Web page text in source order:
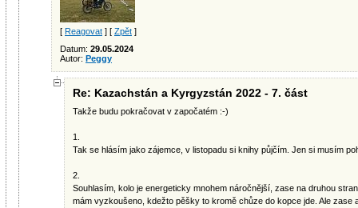
[ Reagovat ] [ Zpět ]
Datum: 29.05.2024
Autor: Peggy
Re: Kazachstán a Kyrgyzstán 2022 - 7. část
Takže budu pokračovat v započatém :-)
1.
Tak se hlásím jako zájemce, v listopadu si knihy půjčím. Jen si musím
2.
Souhlasím, kolo je energeticky mnohem náročnější, zase na druhou
mám vyzkoušeno, kdežto pěšky to kromě chůze do kopce jde. Ale zase